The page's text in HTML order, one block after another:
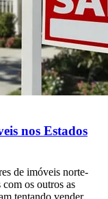
nos Estados
de imóveis norte-
os outros as